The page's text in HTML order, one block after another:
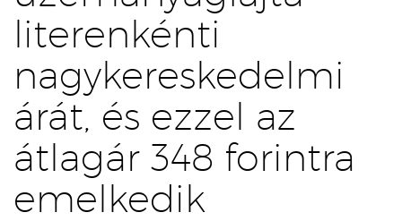
literenkénti
nagykereskedelmi
árát, és ezzel az
átlagár 348 forintra
emelkedik